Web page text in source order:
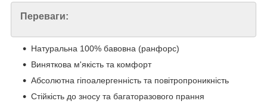
Переваги:
Натуральна 100% бавовна (ранфорс)
Виняткова м'якість та комфорт
Абсолютна гіпоалергенність та повітропроникність
Стійкість до зносу та багаторазового прання